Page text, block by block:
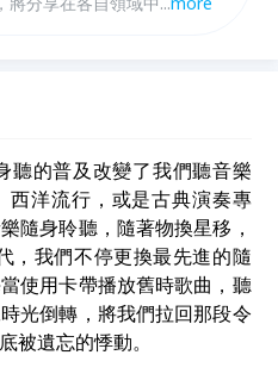
新的能量與視野。
聽的普及改變了我們聽音樂
西洋流行，或是古典演奏專
隨身聆聽，隨著物換星移，
，我們不停更換最先進的隨
使用卡帶播放舊時歌曲，聽
光倒轉，將我們拉回那段令
被遺忘的悸動。